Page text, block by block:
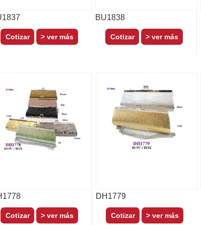
> ver más
BU1838
> ver más
> ver más
DH1779
> ver más